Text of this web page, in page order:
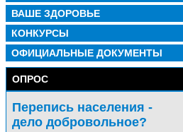
ВАШЕ ЗДОРОВЬЕ
КОНКУРСЫ
ОФИЦИАЛЬНЫЕ ДОКУМЕНТЫ
ОПРОС
Перепись населения -
дело добровольное?